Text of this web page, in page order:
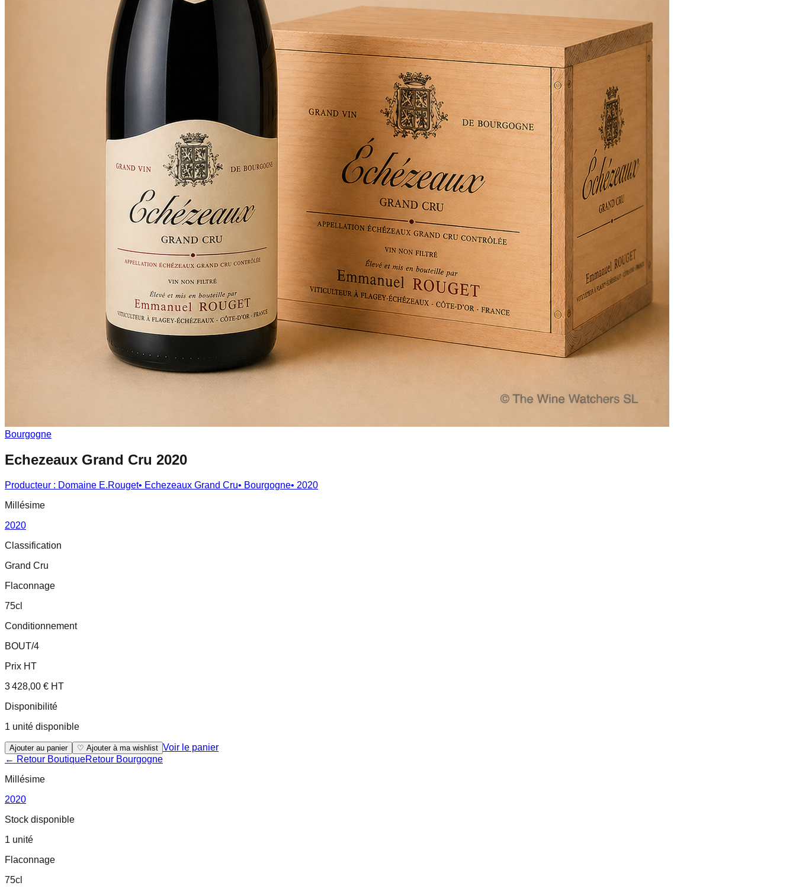
Bourgogne
Echezeaux Grand Cru 2020
Producteur : Domaine E.Rouget• Echezeaux Grand Cru• Bourgogne• 2020
Millésime
2020
Classification
Grand Cru
Flaconnage
75cl
Conditionnement
BOUT/4
Prix HT
3 428,00 € HT
Disponibilité
1 unité disponible
Ajouter au panier ♡ Ajouter à ma wishlist Voir le panier
← Retour BoutiqueRetour Bourgogne
Millésime
2020
Stock disponible
1 unité
Flaconnage
75cl